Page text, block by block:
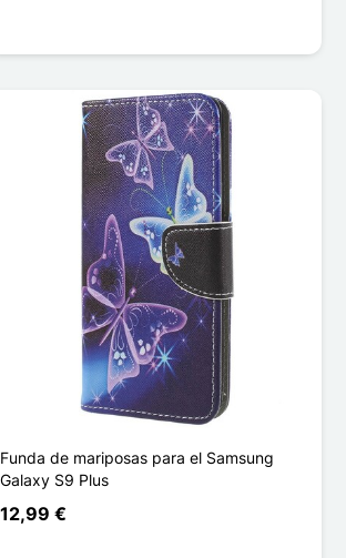
Funda de mariposas para el Samsung
Galaxy S9 Plus
12,99 €